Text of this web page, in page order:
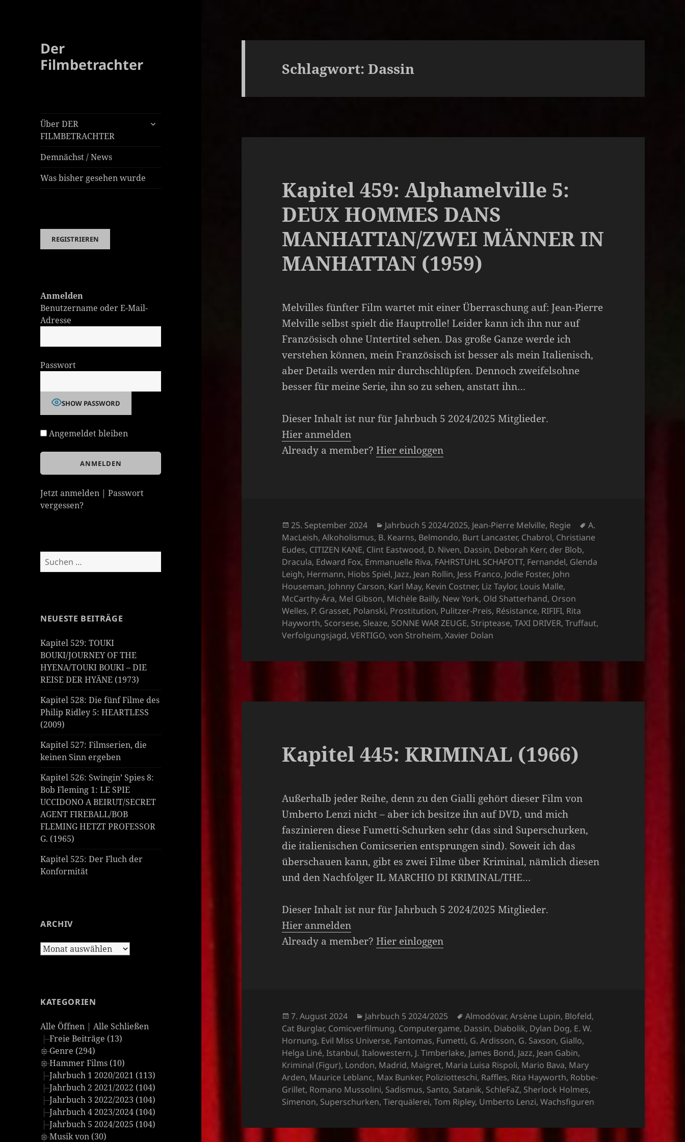
Der
Filmbetrachter
Über DER
FILMBETRACHTER
untermenü
Demnächst / News
Was bisher gesehen wurde
Anmelden
Benutzername oder E-Mail-
Adresse
Passwort
SHOW PASSWORD
Angemeldet bleiben
Jetzt anmelden |Passwort
vergessen?
Suchen
nach:
NEUESTE BEITRÄGE
Kapitel 529: TOUKI
BOUKI/JOURNEY OF THE
HYENA/TOUKI BOUKI – DIE
REISE DER HYÄNE (1973)
Kapitel 528: Die fünf Filme des
Philip Ridley 5: HEARTLESS
(2009)
Kapitel 527: Filmserien, die
keinen Sinn ergeben
Kapitel 526: Swingin’ Spies 8:
Bob Fleming 1: LE SPIE
UCCIDONO A BEIRUT/SECRET
AGENT FIREBALL/BOB
FLEMING HETZT PROFESSOR
G. (1965)
Kapitel 525: Der Fluch der
Konformität
ARCHIV
Archiv
KATEGORIEN
Alle Öffnen |Alle Schließen
Freie Beiträge (13)
Genre (294)
Hammer Films (10)
Jahrbuch 1 2020/2021 (113)
Jahrbuch 2 2021/2022 (104)
Jahrbuch 3 2022/2023 (104)
Jahrbuch 4 2023/2024 (104)
Jahrbuch 5 2024/2025 (104)
Musik von (30)
Schlagwort:Dassin
Kapitel 459: Alphamelville 5:
DEUX HOMMES DANS
MANHATTAN/ZWEI MÄNNER IN
MANHATTAN (1959)
Melvilles fünfter Film wartet mit einer Überraschung auf: Jean-Pierre
Melville selbst spielt die Hauptrolle! Leider kann ich ihn nur auf
Französisch ohne Untertitel sehen. Das große Ganze werde ich
verstehen können, mein Französisch ist besser als mein Italienisch,
aber Details werden mir durchschlüpfen. Dennoch zweifelsohne
besser für meine Serie, ihn so zu sehen, anstatt ihn…
Dieser Inhalt ist nur für Jahrbuch 5 2024/2025 Mitglieder.
Hier anmelden
Already a member?Hier einloggen
Veröffentlicht
am
25. September 2024 Kategorien
Jahrbuch 5 2024/2025, Jean-Pierre Melville, Regie Schlagwörter
A.
MacLeish,Alkoholismus, B. Kearns, Belmondo, Burt Lancaster, Chabrol, Christiane
Eudes, CITIZEN KANE, Clint Eastwood, D. Niven, Dassin, Deborah Kerr, der Blob,
Dracula, Edward Fox, Emmanuelle Riva, FAHRSTUHL SCHAFOTT, Fernandel, Glenda
Leigh, Hermann, Hiobs Spiel, Jazz, Jean Rollin, Jess Franco, Jodie Foster, John
Houseman, Johnny Carson, Karl May, Kevin Costner, Liz Taylor, Louis Malle,
McCarthy-Ära, Mel Gibson, Michèle Bailly, New York, Old Shatterhand, Orson
Welles, P. Grasset, Polanski, Prostitution, Pulitzer-Preis, Résistance, RIFIFI, Rita
Hayworth, Scorsese, Sleaze, SONNE WAR ZEUGE, Striptease,TAXI DRIVER,Truffaut,
Verfolgungsjagd,VERTIGO,von Stroheim,Xavier Dolan
Kapitel 445: KRIMINAL (1966)
Außerhalb jeder Reihe, denn zu den Gialli gehört dieser Film von
Umberto Lenzi nicht – aber ich besitze ihn auf DVD, und mich
faszinieren diese Fumetti-Schurken sehr (das sind Superschurken,
die italienischen Comicserien entsprungen sind). Soweit ich das
überschauen kann, gibt es zwei Filme über Kriminal, nämlich diesen
und den Nachfolger IL MARCHIO DI KRIMINAL/THE…
Dieser Inhalt ist nur für Jahrbuch 5 2024/2025 Mitglieder.
Hier anmelden
Already a member?Hier einloggen
Veröffentlicht
am
7. August 2024 Kategorien
Jahrbuch 5 2024/2025 Schlagwörter
Almodóvar,Arsène Lupin, Blofeld,
Cat Burglar, Comicverfilmung, Computergame, Dassin, Diabolik, Dylan Dog, E. W.
Hornung, Evil Miss Universe, Fantomas, Fumetti, G. Ardisson, G. Saxson, Giallo,
Helga Liné,Istanbul,Italowestern, J. Timberlake, James Bond, Jazz, Jean Gabin,
Kriminal (Figur), London, Madrid, Maigret, Maria Luisa Rispoli, Mario Bava, Mary
Arden, Maurice Leblanc, Max Bunker, Poliziotteschi, Raffles, Rita Hayworth, Robbe-
Grillet, Romano Mussolini, Sadismus, Santo, Satanik, SchleFaZ, Sherlock Holmes,
Simenon, Superschurken,Tierquälerei,Tom Ripley, Umberto Lenzi,Wachsfiguren